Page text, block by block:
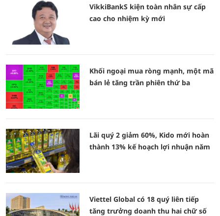
VikkiBankS kiện toàn nhân sự cấp
cao cho nhiệm kỳ mới
Khối ngoại mua ròng mạnh, một mã
bán lẻ tăng trần phiên thứ ba
Lãi quý 2 giảm 60%, Kido mới hoàn
thành 13% kế hoạch lợi nhuận năm
Viettel Global có 18 quý liên tiếp
tăng trưởng doanh thu hai chữ số